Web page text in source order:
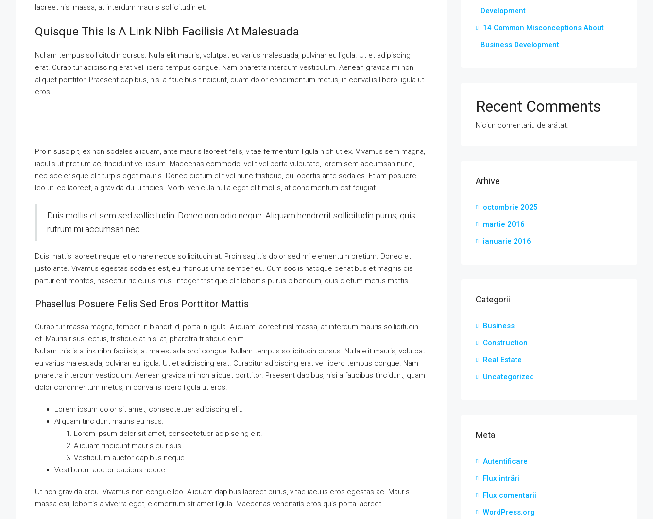
laoreet nisl massa, at interdum mauris sollicitudin et.
Quisque This Is A Link Nibh Facilisis At Malesuada
Nullam tempus sollicitudin cursus. Nulla elit mauris, volutpat eu varius malesuada, pulvinar eu ligula. Ut et adipiscing
erat. Curabitur adipiscing erat vel libero tempus congue. Nam pharetra interdum vestibulum. Aenean gravida mi non
aliquet porttitor. Praesent dapibus, nisi a faucibus tincidunt, quam dolor condimentum metus, in convallis libero ligula ut
eros.
Proin suscipit, ex non sodales aliquam, ante mauris laoreet felis, vitae fermentum ligula nibh ut ex. Vivamus sem magna,
iaculis ut pretium ac, tincidunt vel ipsum. Maecenas commodo, velit vel porta vulputate, lorem sem accumsan nunc,
nec scelerisque elit turpis eget mauris. Donec dictum elit vel nunc tristique, eu lobortis ante sodales. Etiam posuere
leo ut leo laoreet, a gravida dui ultricies. Morbi vehicula nulla eget elit mollis, at condimentum est feugiat.
Duis mollis et sem sed sollicitudin. Donec non odio neque. Aliquam hendrerit sollicitudin purus, quis
rutrum mi accumsan nec.
Duis mattis laoreet neque, et ornare neque sollicitudin at. Proin sagittis dolor sed mi elementum pretium. Donec et
justo ante. Vivamus egestas sodales est, eu rhoncus urna semper eu. Cum sociis natoque penatibus et magnis dis
parturient montes, nascetur ridiculus mus. Integer tristique elit lobortis purus bibendum, quis dictum metus mattis.
Phasellus Posuere Felis Sed Eros Porttitor Mattis
Curabitur massa magna, tempor in blandit id, porta in ligula. Aliquam laoreet nisl massa, at interdum mauris sollicitudin
et. Mauris risus lectus, tristique at nisl at, pharetra tristique enim.
Nullam this is a link nibh facilisis, at malesuada orci congue. Nullam tempus sollicitudin cursus. Nulla elit mauris, volutpat
eu varius malesuada, pulvinar eu ligula. Ut et adipiscing erat. Curabitur adipiscing erat vel libero tempus congue. Nam
pharetra interdum vestibulum. Aenean gravida mi non aliquet porttitor. Praesent dapibus, nisi a faucibus tincidunt, quam
dolor condimentum metus, in convallis libero ligula ut eros.
Lorem ipsum dolor sit amet, consectetuer adipiscing elit.
Aliquam tincidunt mauris eu risus.
Lorem ipsum dolor sit amet, consectetuer adipiscing elit.
Aliquam tincidunt mauris eu risus.
Vestibulum auctor dapibus neque.
Vestibulum auctor dapibus neque.
Ut non gravida arcu. Vivamus non congue leo. Aliquam dapibus laoreet purus, vitae iaculis eros egestas ac. Mauris
massa est, lobortis a viverra eget, elementum sit amet ligula. Maecenas venenatis eros quis porta laoreet.
Development
14 Common Misconceptions About
Business Development
Recent Comments
Niciun comentariu de arătat.
Arhive
octombrie 2025
martie 2016
ianuarie 2016
Categorii
Business
Construction
Real Estate
Uncategorized
Meta
Autentificare
Flux intrări
Flux comentarii
WordPress.org